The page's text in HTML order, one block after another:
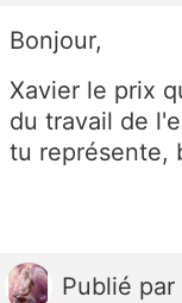
Bonjour,
Xavier le prix
du travail de
tu représente,
Publié par